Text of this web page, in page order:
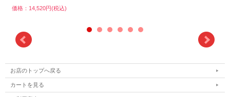
価格：14,520円(税込)
お店のトップへ戻る
カートを見る